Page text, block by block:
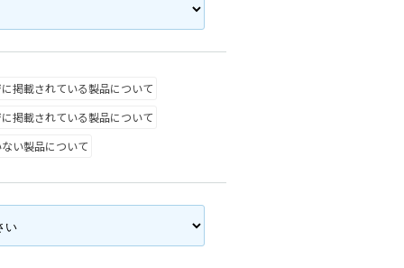
掲載されている製品について
掲載されている製品について
い製品について